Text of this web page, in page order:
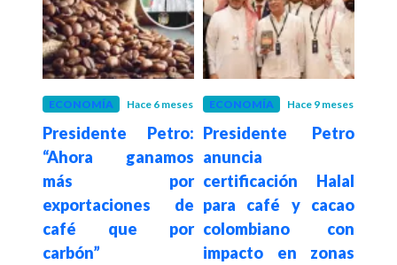
ECONOMÍA Hace 6 meses
Presidente Petro:
“Ahora ganamos
más por
exportaciones de
café que por
carbón”
ECONOMÍA Hace 9 meses
Presidente Petro
anuncia
certificación Halal
para café y cacao
colombiano con
impacto en zonas